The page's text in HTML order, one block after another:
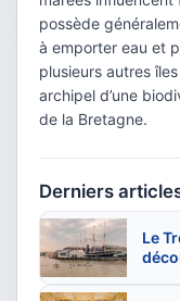
possède
à emporter eau et
plusieurs autres
archipel d’une
de la Bretagne.
Derniers
Le